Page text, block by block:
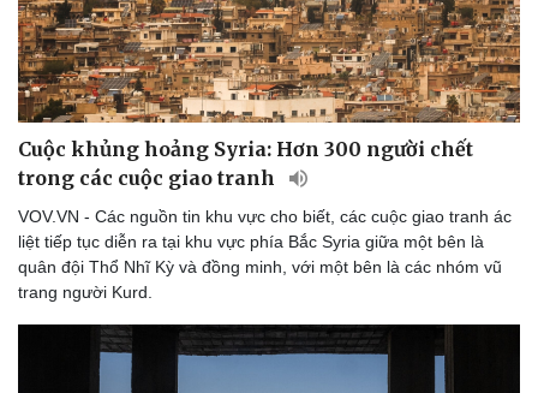
Cuộc khủng hoảng Syria: Hơn 300 người chết
trong các cuộc giao tranh
VOV.VN - Các nguồn tin khu vực cho biết, các cuộc giao tranh ác
liệt tiếp tục diễn ra tại khu vực phía Bắc Syria giữa một bên là
quân đội Thổ Nhĩ Kỳ và đồng minh, với một bên là các nhóm vũ
trang người Kurd.